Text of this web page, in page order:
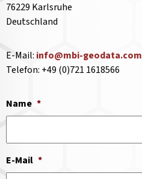
76229 Karlsruhe
Deutschland
E-Mail: info@mbi-geodata.com
Telefon: +49 (0)721 1618566
Name *
E-Mail *